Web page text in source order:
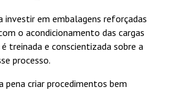
investir em embalagens reforçadas
o acondicionamento das cargas
treinada e conscientizada sobre a
processo.
pena criar procedimentos bem